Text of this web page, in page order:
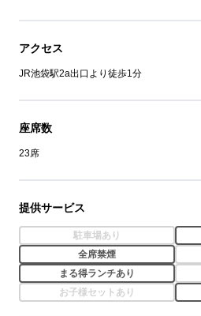
アクセス
JR池袋駅2a出口より徒歩1分
座席数
23席
提供サービス
駐車場あり
全席禁煙
まる得ランチあり
お子様セットあり